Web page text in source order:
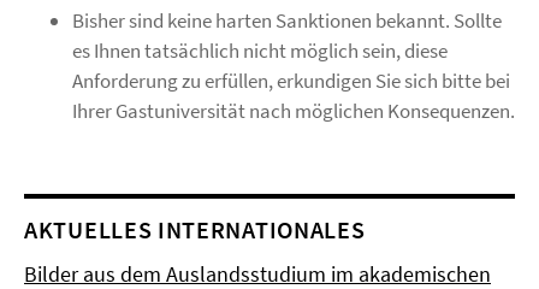
Bisher sind keine harten Sanktionen bekannt. Sollte
es Ihnen tatsächlich nicht möglich sein, diese
Anforderung zu erfüllen, erkundigen Sie sich bitte bei
Ihrer Gastuniversität nach möglichen Konsequenzen.
AKTUELLES INTERNATIONALES
Bilder aus dem Auslandsstudium im akademischen